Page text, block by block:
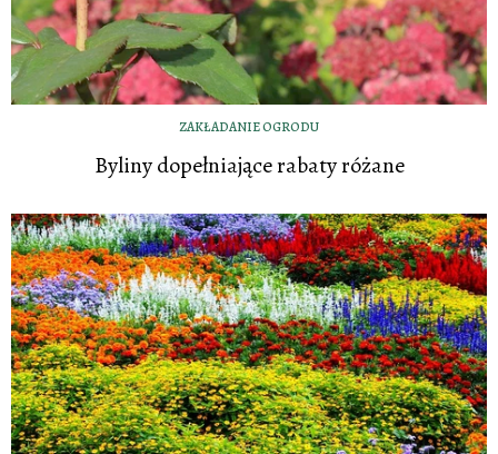
ZAKŁADANIE OGRODU
Byliny dopełniające rabaty różane